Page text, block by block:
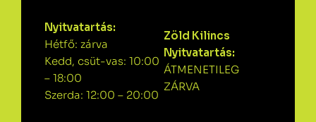
Nyitvatartás:
Hétfő: zárva
Kedd, csüt-vas: 10:00
– 18:00
Szerda: 12:00 – 20:00
Zöld Kilincs
Nyitvatartás:
ÁTMENETILEG
ZÁRVA